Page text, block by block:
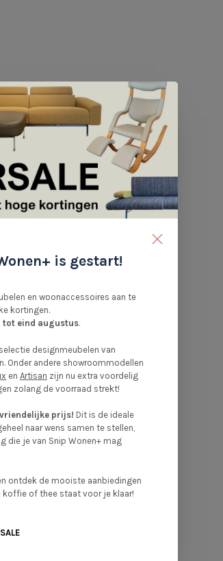
is gestart!
en woonaccessoires aan te
kortingen.
tot eind augustus.
designmeubelen van
Onder andere showroommodellen
en Artisan zijn nu extra voordelig
zolang de voorraad strekt!
prijs! Dit is de ideale
naar wens samen te stellen,
die je van Snip Wonen+ mag
ontdek de mooiste aanbiedingen
koffie of thee staat voor je klaar!